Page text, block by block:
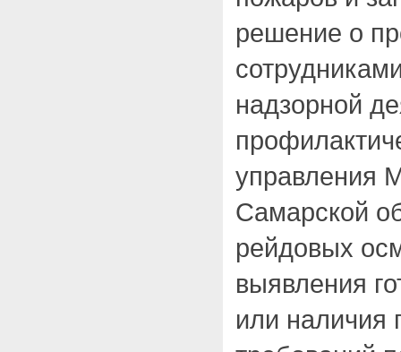
решение о
надзорной
управления
Самарской
рейдовых
выявления
или наличия